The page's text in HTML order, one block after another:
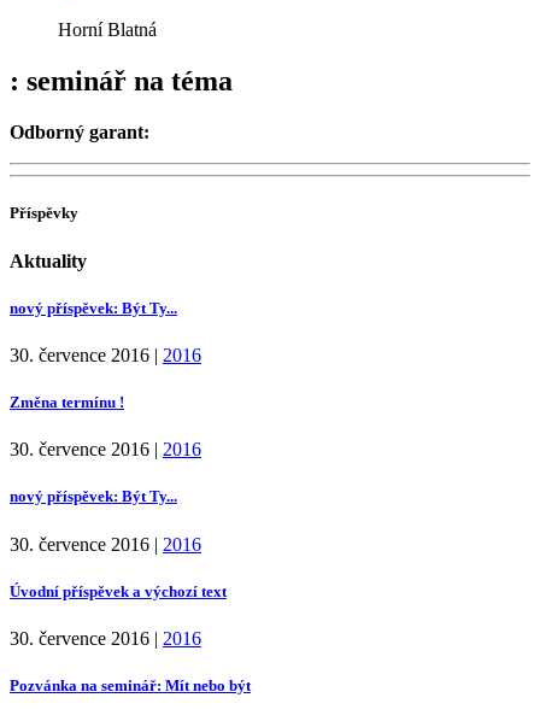
Horní Blatná
: seminář na téma
Odborný garant:
Příspěvky
Aktuality
nový příspěvek: Být Ty...
30. července 2016 | 2016
Změna termínu !
30. července 2016 | 2016
nový příspěvek: Být Ty...
30. července 2016 | 2016
Úvodní příspěvek a výchozí text
30. července 2016 | 2016
Pozvánka na seminář: Mít nebo být